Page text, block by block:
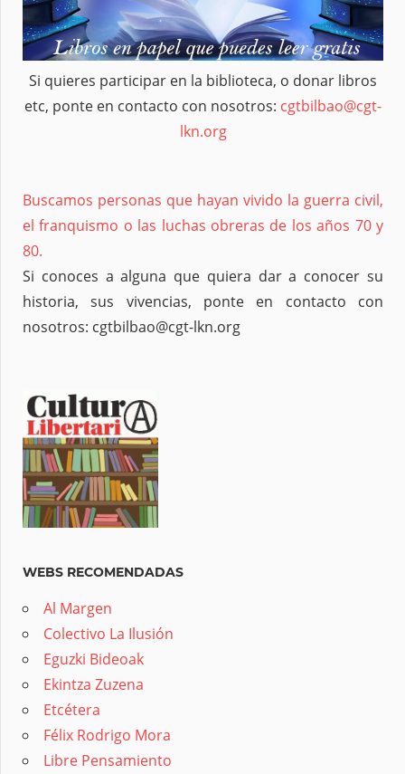
Si quieres participar en la biblioteca, o donar libros
etc, ponte en contacto con nosotros: cgtbilbao@cgt-
lkn.org
Buscamos personas que hayan vivido la guerra civil,
el franquismo o las luchas obreras de los años 70 y
80.
Si conoces a alguna que quiera dar a conocer su
historia, sus vivencias, ponte en contacto con
nosotros: cgtbilbao@cgt-lkn.org
WEBS RECOMENDADAS
Al Margen
Colectivo La Ilusión
Eguzki Bideoak
Ekintza Zuzena
Etcétera
Félix Rodrigo Mora
Libre Pensamiento